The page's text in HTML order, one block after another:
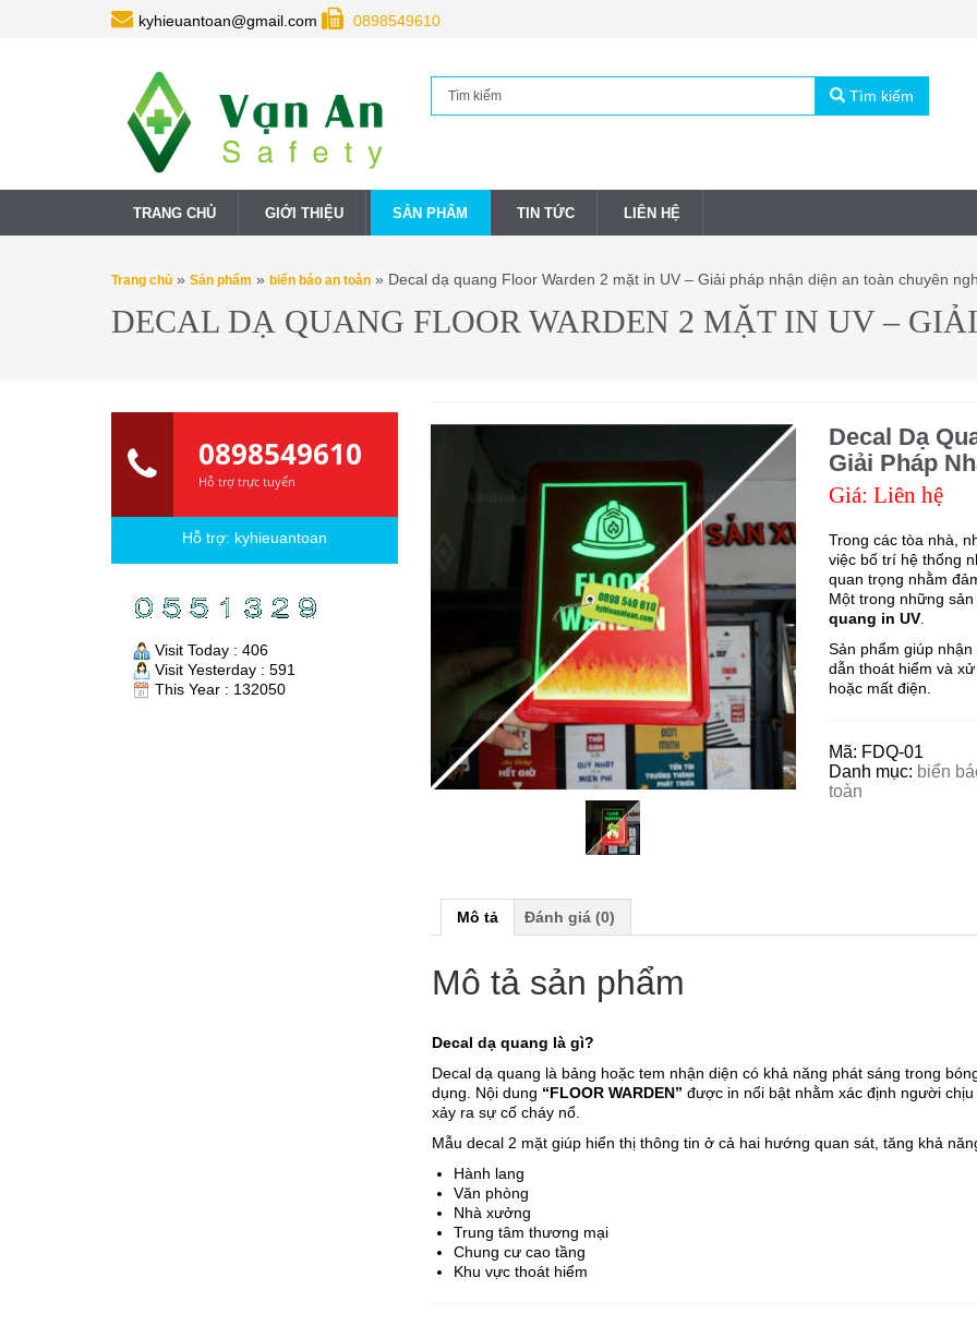
kyhieuantoan@gmail.com 0898549610
Tìm kiếm
TRANG CHỦ GIỚI THIỆU SẢN PHẨM TIN TỨC LIÊN HỆ
Trang chủ » Sản phẩm » biển báo an toàn » Decal dạ quang Floor Warden 2 mặt in UV – Giải pháp nhận diện an toàn chuyên
DECAL DẠ QUANG FLOOR WARDEN 2 MẶT IN UV –
Decal Dạ
Giải Pháp
Giá: Liên hệ
Trong các tòa nhà,
việc bố trí hệ thống
quan trọng nhằm
Một trong những
quang in UV
Sản phẩm giúp
dẫn thoát hiểm và
hoặc mất điện.
Mã: FDQ-01
Danh mục: biển
toàn
Mô tả Đánh giá (0)
Mô tả sản phẩm
Decal dạ quang là gì?
Decal dạ quang là bảng hoặc tem nhận diện có khả năng phát sáng trong
dụng. Nội dung “FLOOR WARDEN” được in nổi bật nhằm xác định người
xảy ra sự cố cháy nổ.
Mẫu decal 2 mặt giúp hiển thị thông tin ở cả hai hướng quan sát, tăng khả
Hành lang
Văn phòng
Nhà xưởng
Trung tâm thương mại
Chung cư cao tầng
Khu vực thoát hiểm
0898549610
Hỗ trợ trực tuyến
Hỗ trợ: kyhieuantoan
Visit Today : 406
Visit Yesterday : 591
This Year : 132050